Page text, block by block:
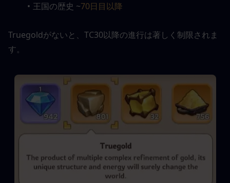
王国の歴史 ~70日目以降
Truegoldがないと、TC30以降の進行は著しく制限されま
す。